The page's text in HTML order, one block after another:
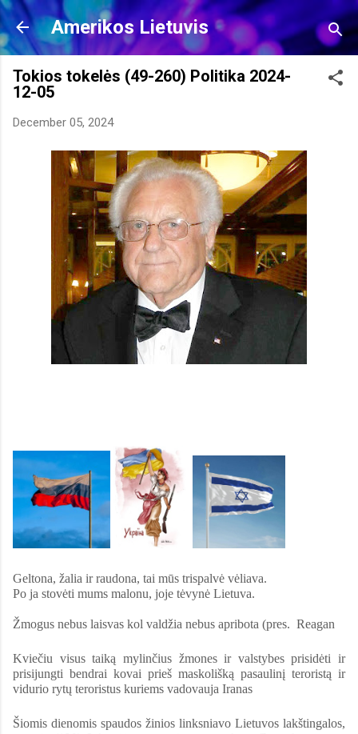
Skip to main content
Amerikos Lietuvis
Tokios tokelės (49-260) Politika 2024-
12-05
December 05, 2024
Geltona, žalia ir raudona, tai mūs trispalvė vėliava.
Po ja stovėti mums malonu, joje tėvynė Lietuva.
Žmogus nebus laisvas kol valdžia nebus apribota (pres. Reagan
Kviečiu visus taiką mylinčius žmones ir valstybes prisidėti ir
prisijungti bendrai kovai prieš maskolišką pasaulinį teroristą ir
vidurio rytų teroristus kuriems vadovauja Iranas
Šiomis dienomis spaudos žinios linksniavo Lietuvos lakštingalos,